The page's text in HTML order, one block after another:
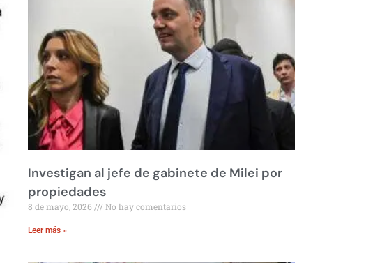
Investigan al jefe de gabinete de Milei por
propiedades
8 de mayo, 2026 No hay comentarios
Leer más »